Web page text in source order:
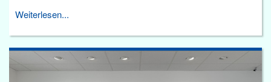
Weiterlesen...